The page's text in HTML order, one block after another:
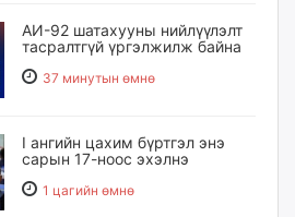
АИ-92 шатахууны нийлүүлэлт
тасралтгүй үргэлжилж байна
37 минутын өмнө
I ангийн цахим бүртгэл энэ
сарын 17-ноос эхэлнэ
1 цагийн өмнө